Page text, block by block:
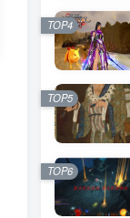
TOP4
TOP5
TOP6